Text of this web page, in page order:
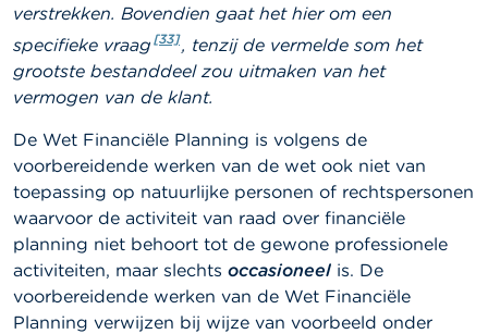
verstrekken. Bovendien gaat het hier om een
specifieke vraag [33], tenzij de vermelde som het
grootste bestanddeel zou uitmaken van het
vermogen van de klant.
De Wet Financiële Planning is volgens de
voorbereidende werken van de wet ook niet van
toepassing op natuurlijke personen of rechtspersonen
waarvoor de activiteit van raad over financiële
planning niet behoort tot de gewone professionele
activiteiten, maar slechts occasioneel is. De
voorbereidende werken van de Wet Financiële
Planning verwijzen bij wijze van voorbeeld onder